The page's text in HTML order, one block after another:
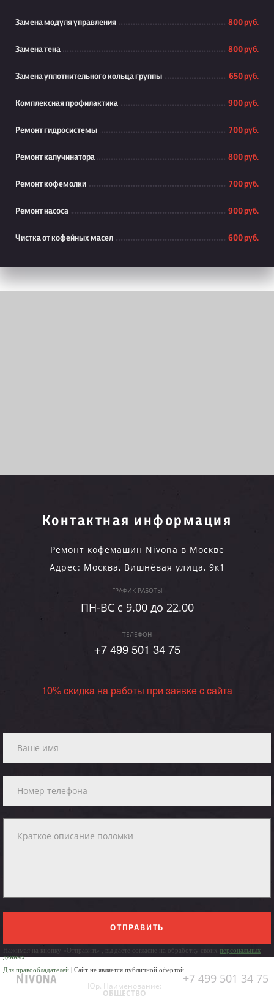
Замена модуля управления 800 руб.
Замена тена 800 руб.
Замена уплотнительного кольца группы 650 руб.
Комплексная профилактика 900 руб.
Ремонт гидросистемы 700 руб.
Ремонт капучинатора 800 руб.
Ремонт кофемолки 700 руб.
Ремонт насоса 900 руб.
Чистка от кофейных масел 600 руб.
Контактная информация
Ремонт кофемашин Nivona в Москве
Адрес: Москва, Вишнёвая улица, 9к1
ГРАФИК РАБОТЫ
ПН-ВC c 9.00 до 22.00
ТЕЛЕФОН
+7 499 501 34 75
10% скидка на работы при заявке с сайта
ОТПРАВИТЬ
Нажимая на кнопку «Отправить», вы даете согласие на обработку своих персональных
данных
Для правообладателей | Сайт не является публичной офертой.
+7 499 501 34 75
Юр. Наименование:
ОБЩЕСТВО